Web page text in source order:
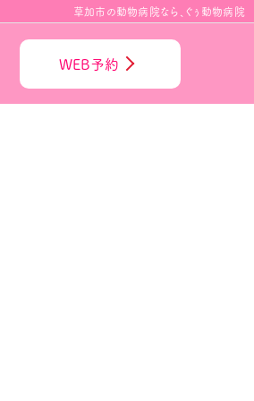
草加市の動物病院なら、ぐぅ動物病院
WEB予約